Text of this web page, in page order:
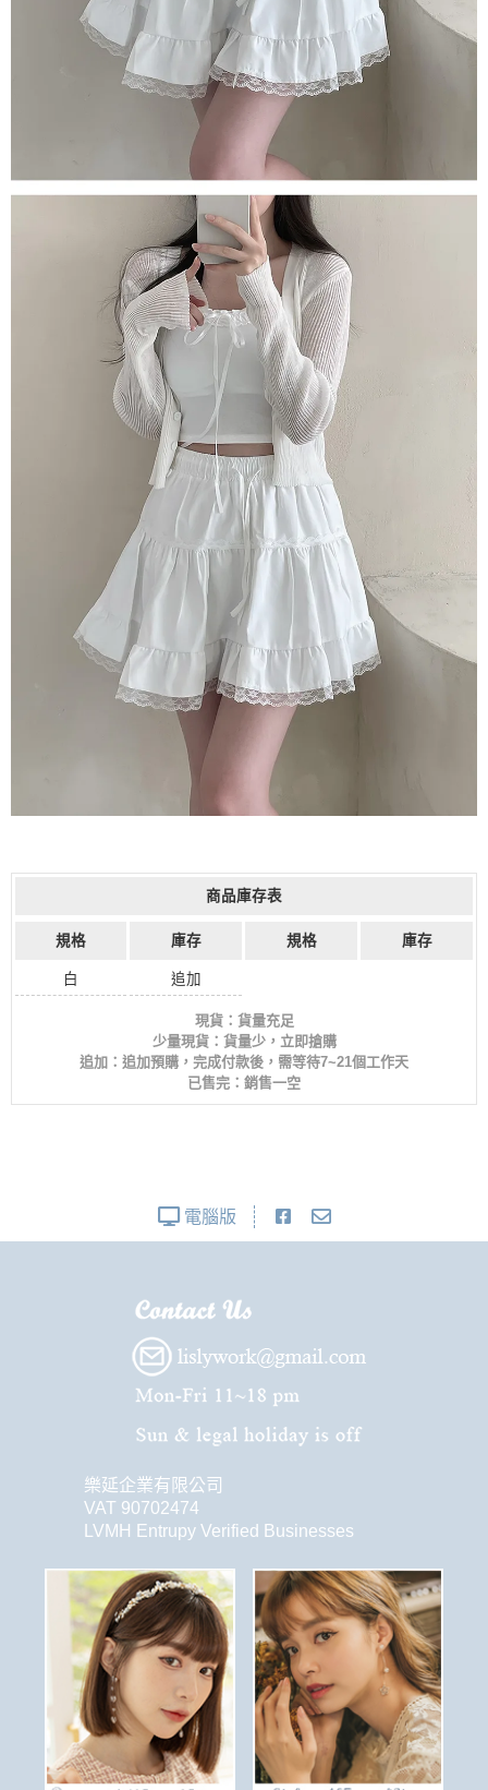
商品庫存表
規格 庫存 規格 庫存
白 追加
現貨：貨量充足
少量現貨：貨量少，立即搶購
追加：追加預購，完成付款後，需等待7~21個工作天
已售完：銷售一空
電腦版
樂延企業有限公司
VAT 90702474
LVMH Entrupy Verified Businesses